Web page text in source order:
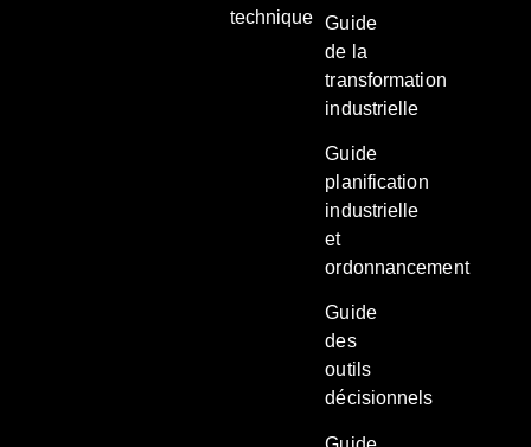
technique
Guide
de la
transformation
industrielle
Guide
planification
industrielle
et
ordonnancement
Guide
des
outils
décisionnels